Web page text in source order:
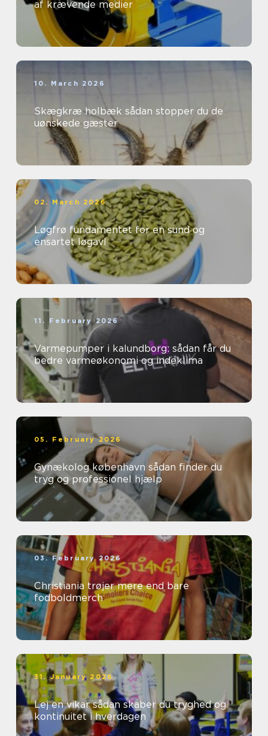
af krævende medier
10. March 2026
Skægkræ holbæk sådan stopper du de
uønskede gæster
02. March 2026
Løgfrø fundamentet for en sund og
ensartet løgavl
11. February 2026
Varmepumper i kalundborg: sådan får du
bedre varmeøkonomi og indeklima
05. February 2026
Gynækolog københavn sådan finder du
tryg og professionel hjælp
03. February 2026
Christiania trøjer mere end bare
fodboldmerch
31. January 2026
Lej en vikar sådan skaber du tryghed og
kontinuitet i hverdagen